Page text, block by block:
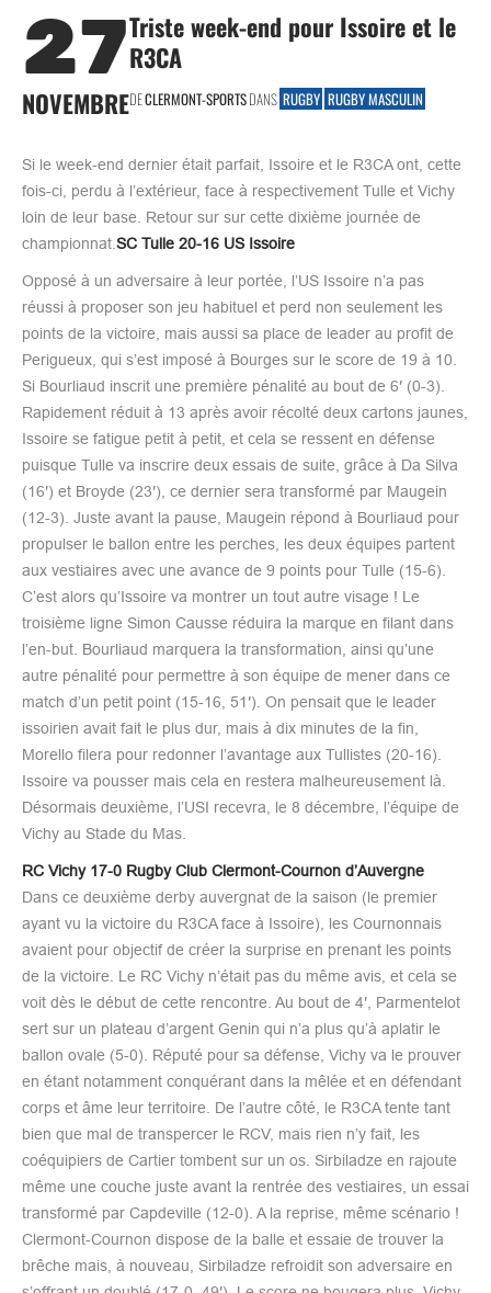
27
NOVEMBRE
Triste week-end pour Issoire et le
R3CA
DECLERMONT-SPORTSDANS RUGBY RUGBY MASCULIN
Si le week-end dernier était parfait, Issoire et le R3CA ont, cette
fois-ci, perdu à l’extérieur, face à respectivement Tulle et Vichy
loin de leur base. Retour sur sur cette dixième journée de
championnat. SC Tulle 20-16 US Issoire
Opposé à un adversaire à leur portée, l’US Issoire n’a pas
réussi à proposer son jeu habituel et perd non seulement les
points de la victoire, mais aussi sa place de leader au profit de
Perigueux, qui s’est imposé à Bourges sur le score de 19 à 10.
Si Bourliaud inscrit une première pénalité au bout de 6′ (0-3).
Rapidement réduit à 13 après avoir récolté deux cartons jaunes,
Issoire se fatigue petit à petit, et cela se ressent en défense
puisque Tulle va inscrire deux essais de suite, grâce à Da Silva
(16′) et Broyde (23′), ce dernier sera transformé par Maugein
(12-3). Juste avant la pause, Maugein répond à Bourliaud pour
propulser le ballon entre les perches, les deux équipes partent
aux vestiaires avec une avance de 9 points pour Tulle (15-6).
C’est alors qu’Issoire va montrer un tout autre visage ! Le
troisième ligne Simon Causse réduira la marque en filant dans
l’en-but. Bourliaud marquera la transformation, ainsi qu’une
autre pénalité pour permettre à son équipe de mener dans ce
match d’un petit point (15-16, 51′). On pensait que le leader
issoirien avait fait le plus dur, mais à dix minutes de la fin,
Morello filera pour redonner l’avantage aux Tullistes (20-16).
Issoire va pousser mais cela en restera malheureusement là.
Désormais deuxième, l’USI recevra, le 8 décembre, l’équipe de
Vichy au Stade du Mas.
RC Vichy 17-0 Rugby Club Clermont-Cournon d’Auvergne
Dans ce deuxième derby auvergnat de la saison (le premier
ayant vu la victoire du R3CA face à Issoire), les Cournonnais
avaient pour objectif de créer la surprise en prenant les points
de la victoire. Le RC Vichy n’était pas du même avis, et cela se
voit dès le début de cette rencontre. Au bout de 4′, Parmentelot
sert sur un plateau d’argent Genin qui n’a plus qu’à aplatir le
ballon ovale (5-0). Réputé pour sa défense, Vichy va le prouver
en étant notamment conquérant dans la mêlée et en défendant
corps et âme leur territoire. De l’autre côté, le R3CA tente tant
bien que mal de transpercer le RCV, mais rien n’y fait, les
coéquipiers de Cartier tombent sur un os. Sirbiladze en rajoute
même une couche juste avant la rentrée des vestiaires, un essai
transformé par Capdeville (12-0). A la reprise, même scénario !
Clermont-Cournon dispose de la balle et essaie de trouver la
brêche mais, à nouveau, Sirbiladze refroidit son adversaire en